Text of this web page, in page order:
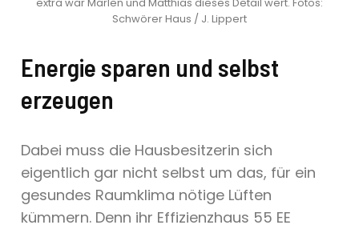
Schwörer Haus / J. Lippert
Energie sparen und selbst
erzeugen
Dabei muss die Hausbesitzerin sich
eigentlich gar nicht selbst um das, für ein
gesundes Raumklima nötige Lüften
kümmern. Denn ihr Effizienzhaus 55 EE